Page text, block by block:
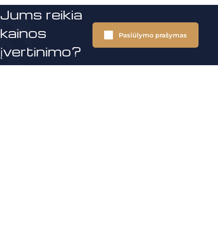
Jums reikia
kainos
įvertinimo?
Pasiūlymo prašymas